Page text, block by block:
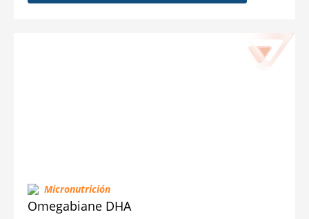
Micronutrición
Omegabiane DHA